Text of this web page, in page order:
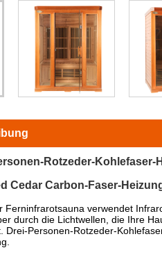
Rotzeder-Kohlefaser-
Cedar Carbon-Faser-
Ferninfrarotsauna verwendet
durch die Lichtwellen, die Ihre
Drei-Personen-Rotzeder-